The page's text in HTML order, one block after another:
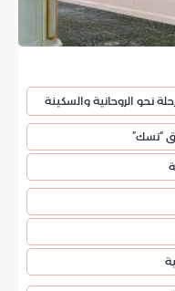
نحو الروحانية والسكينة
“نسك”